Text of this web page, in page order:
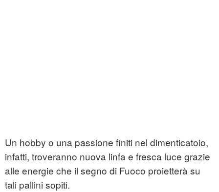
Un hobby o una passione finiti nel dimenticatoio,
infatti, troveranno nuova linfa e fresca luce grazie
alle energie che il segno di Fuoco proietterà su
tali pallini sopiti.